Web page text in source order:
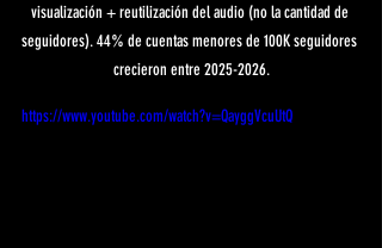
visualización + reutilización del audio (no la cantidad de
seguidores). 44% de cuentas menores de 100K seguidores
crecieron entre 2025-2026.
https://www.youtube.com/watch?v=QayggVcuUtQ